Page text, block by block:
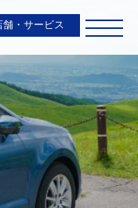
舗・サービス